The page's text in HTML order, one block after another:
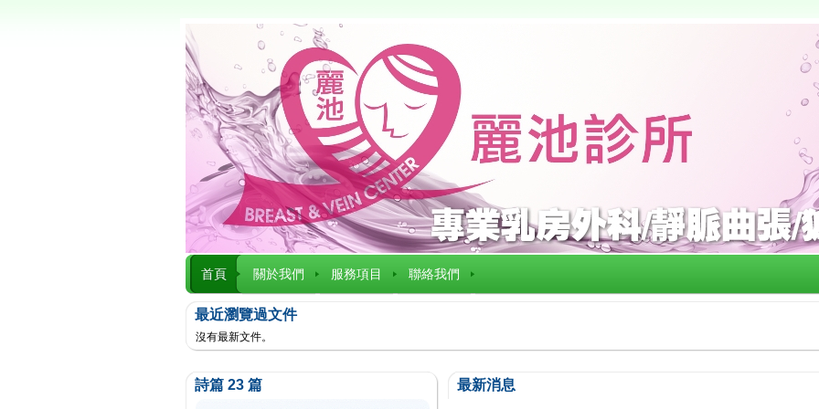
首頁 關於我們 服務項目 聯絡我們
最近瀏覽過文件
沒有最新文件。
詩篇 23 篇 最新消息